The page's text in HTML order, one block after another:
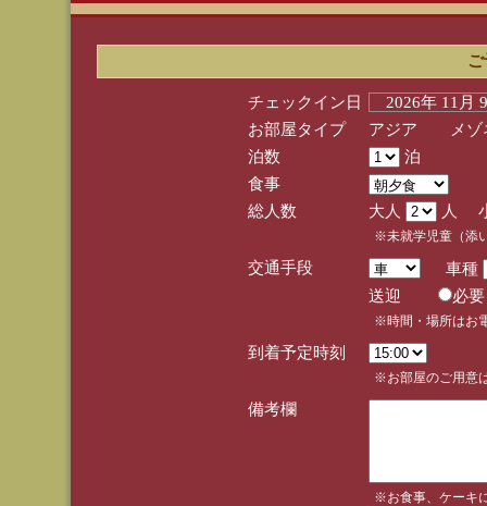
チェックイン日
2026年 11
お部屋タイプ
アジア メゾネ
泊数
泊
食事
総人数
大人 人
※未就学児童（添
交通手段
車種
送迎
※時間・場所はお
到着予定時刻
※お部屋のご用意
備考欄
※お食事、ケーキ